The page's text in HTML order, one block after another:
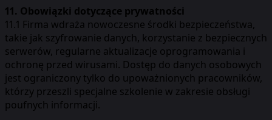
11. Obowiązki dotyczące prywatności
11.1 Firma wdraża nowoczesne środki bezpieczeństwa,
takie jak szyfrowanie danych, korzystanie z bezpiecznych
serwerów, regularne aktualizacje oprogramowania i
ochronę przed wirusami. Dostęp do danych osobowych
jest ograniczony tylko do upoważnionych pracowników,
którzy przeszli specjalne szkolenie w zakresie obsługi
poufnych informacji.